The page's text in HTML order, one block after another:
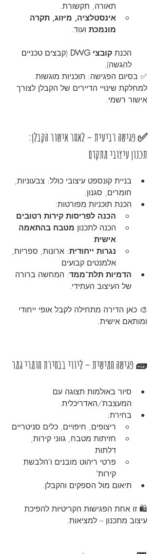
תאורה, תקשורת.
אינסטלציה, מיזוג, תקרה
מונמכת ועוד.
הכנת קובצי DWG
(קבצים טכניים
להגשה).
✅ בסיום הפגישה: תוכניות מוגשות
למחלקת שינויי הדיירים של הקבלן לצורך
אישור רשמי.
✅ פגישה רביעית – לאחר אישור הקבלן:
תכנון עיצובי מתקדם
בניית קונספט עיצובי כולל: צבעוניות,
חומרים, סגנון.
הכנת תוכניות מפורטות:
הכנה לפריסות קירות רטובים
הכנה לתכנון מטבח בהתאמה
אישית
נגרות ייחודית: ארונות, ספריות,
אלמנטים קבועים
הדמיות תלת־ממד: המחשה ברורה
של העיצוב העתידי.
🎨 כאן הדירה מתחילה לקבל אופי ייחודי
ומותאם אישית.
🧱 פגישה חמישית – ליווי בבחירת חומרי גמר
סיור באולמות תצוגה עם
המעצבת/האדריכלית.
בחירת:
ריצופים, חיפויים, כלים סניטריים
חזיתות מטבח, גווני קירות,
דלתות
פרטי ריהוט מובנים ו"הלבשת
קירות"
תיאום מול הספקים והקבלן.
🛍️ זו אחת הפגישות הקריטיות להפיכת
עיצוב מתכנון – למציאות.